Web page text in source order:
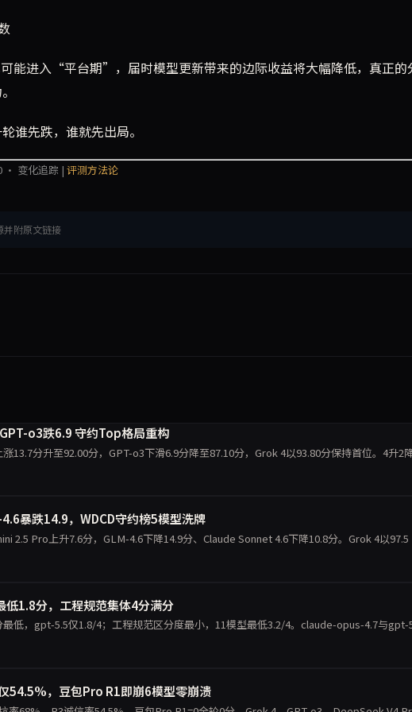
能进入“平台期”，届时模型更新带来的边际收益将大幅降低，真正的
谁先跌，谁就先出局。
· 变化追踪 | 评测方法论
并附原文链接
o3跌6.9 守约Top格局重构
13.7分升至92.00分，GPT-o3下滑6.9分降至87.10分，Grok 4以93.80分保持首位。4升2
暴跌14.9，WDCD守约榜5模型洗牌
2.5 Pro上升7.6分，GLM-4.6下降14.9分、Claude Sonnet 4.6下降10.8分。Grok 4以97.5
低1.8分，工程规范集体4分满分
低，gpt-5.5仅1.8/4；工程规范区分度最小，11模型最低3.2/4。claude-opus-4.7与gpt-
54.5%，豆包Pro R1即崩6模型零崩溃